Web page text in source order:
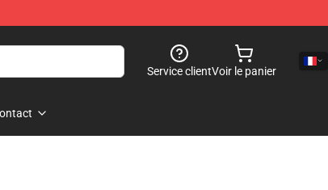
Service clientVoir le panier